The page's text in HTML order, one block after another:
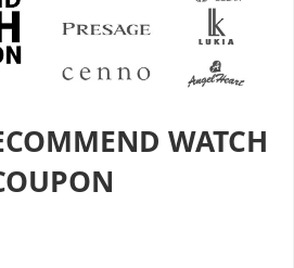
ランキング
理・電池交換
採用情報
ンラインストア
WATCH